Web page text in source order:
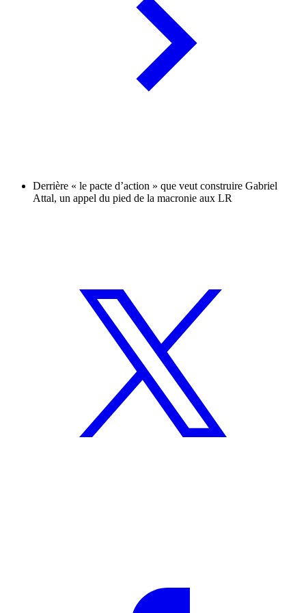
Derrière « le pacte d’action » que veut construire Gabriel
Attal, un appel du pied de la macronie aux LR